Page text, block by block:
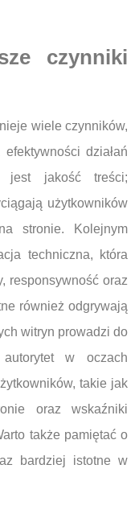
czynniki
wiele czynników,
działań
jest jakość treści;
użytkowników
stronie. Kolejnym
techniczna, która
responsywność oraz
również odgrywają
witryn prowadzi do
w oczach
takie jak
oraz wskaźniki
także pamiętać o
bardziej istotne w